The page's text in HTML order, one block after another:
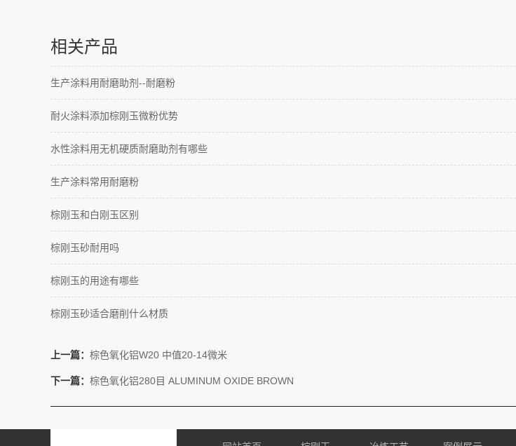
相关产品
生产涂料用耐磨助剂--耐磨粉
耐火涂料添加棕刚玉微粉优势
水性涂料用无机硬质耐磨助剂有哪些
生产涂料常用耐磨粉
棕刚玉和白刚玉区别
棕刚玉砂耐用吗
棕刚玉的用途有哪些
棕刚玉砂适合磨削什么材质
上一篇： 棕色氧化铝W20 中值20-14微米
下一篇： 棕色氧化铝280目 ALUMINUM OXIDE BROWN